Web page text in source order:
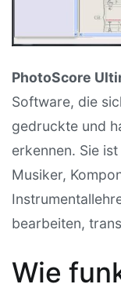
PhotoScore
Software, die
gedruckte und
erkennen. Sie
Musiker,
bearbeiten,
Wie